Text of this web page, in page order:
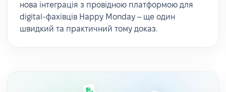
нова інтеграція з провідною платформою для
digital-фахівців Happy Monday – ще один
швидкий та практичний тому доказ.